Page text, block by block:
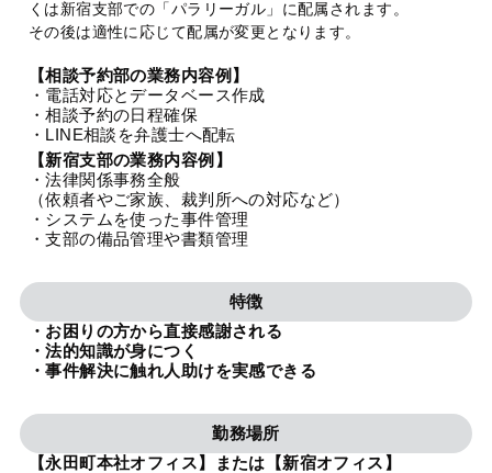
くは新宿支部での「パラリーガル」に配属されます。
その後は適性に応じて配属が変更となります。
【相談予約部の業務内容例】
・電話対応とデータベース作成
・相談予約の日程確保
・LINE相談を弁護士へ配転
【新宿支部の業務内容例】
・法律関係事務全般
（依頼者やご家族、裁判所への対応など）
・システムを使った事件管理
・支部の備品管理や書類管理
特徴
・お困りの方から直接感謝される
・法的知識が身につく
・事件解決に触れ人助けを実感できる
勤務場所
【永田町本社オフィス】または【新宿オフィス】
法人グループ
プライバシーポリシー 利用規約 内部通報
TikTok受賞 定義集